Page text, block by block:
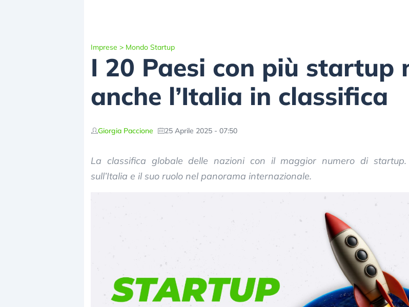
Imprese > Mondo Startup
I 20 Paesi con più startup
anche l’Italia in classifica
Giorgia Paccione 25 Aprile 2025 - 07:50
La classifica globale delle nazioni con il maggior numero di startup.
sull’Italia e il suo ruolo nel panorama internazionale.